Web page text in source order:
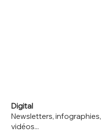
Digital
Newsletters, infographies,
vidéos...